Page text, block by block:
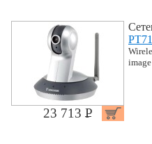
23 713 P УБ.